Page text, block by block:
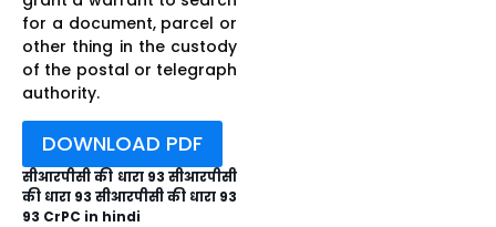
for a document, parcel or
other thing in the custody
of the postal or telegraph
authority.
DOWNLOAD PDF
सीआरपीसी की धारा 93 सीआरपीसी
की धारा 93 सीआरपीसी की धारा 93
93 CrPC in hindi